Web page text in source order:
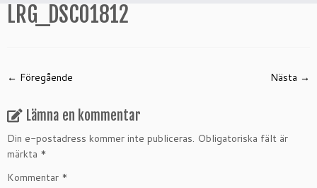
LRG_DSC01812
← Föregående Nästa →
Lämna en kommentar
Din e-postadress kommer inte publiceras. Obligatoriska fält är
märkta *
Kommentar *